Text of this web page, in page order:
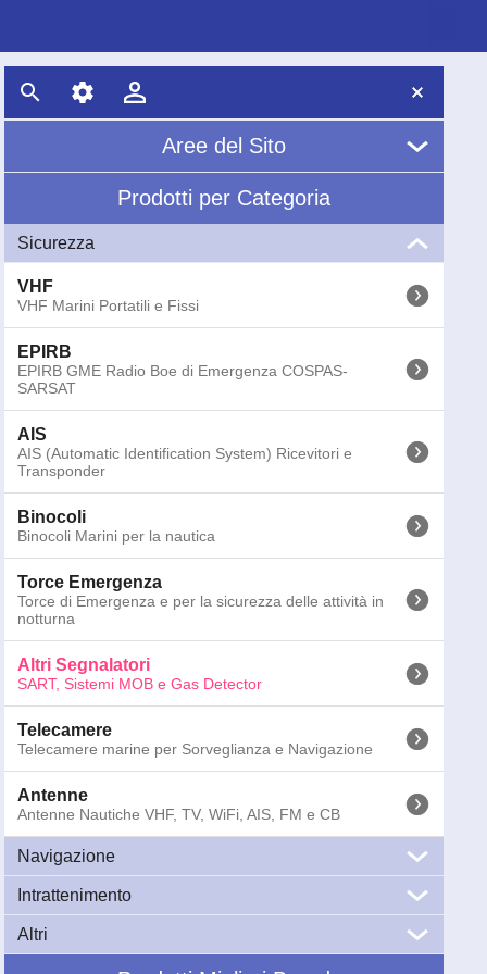
034-6010
Wavelectron waveSentinel RC01W Ricevitore - Bianco
Peso:1kg; Dimensioni:
034-6020 Wavelectron waveSentinel RC01G Ricevitore - Grigio
Aree del Sito
Chi Siamo
News
Glossario
Prodotti per Categoria
Sicurezza
VHF
VHF Marini Portatili e Fissi
EPIRB
EPIRB GME Radio Boe di Emergenza COSPAS-
SARSAT
AIS
AIS (Automatic Identification System) Ricevitori e
Transponder
Binocoli
Binocoli Marini per la nautica
Torce Emergenza
Torce di Emergenza e per la sicurezza delle attività in
notturna
Altri Segnalatori
SART, Sistemi MOB e Gas Detector
Telecamere
Telecamere marine per Sorveglianza e Navigazione
Antenne
Antenne Nautiche VHF, TV, WiFi, AIS, FM e CB
Navigazione
GPS Nautici
GPS Nautici e Plotter Cartografici Multifunzione
Intrattenimento
Audio
Audio Marino: Impianti Stereo di Bordo per
Altri